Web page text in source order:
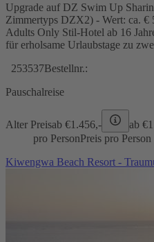
Upgrade auf DZ Swim Up
Zimmertyps DZX2) - Wert: ca. €
Adults Only Stil-Hotel ab 16
für erholsame Urlaubstage zu
253537Bestellnr.:
Pauschalreise
Alter Preisab €1.456,- ab €
pro PersonPreis pro Person
Kiwengwa Beach Resort -